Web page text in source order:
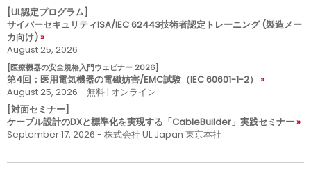
[UL認定プログラム]
サイバーセキュリティISA/IEC 62443技術者認定トレーニング (製造メー
カ向け)
August 25, 2026
[医療機器の安全規格入門ウェビナー 2026]
第4回：医用電気機器の電磁妨害/EMC試験（IEC 60601-1-2）
August 25, 2026 - 無料 | オンライン
[対面セミナー]
ケーブル設計のDXと標準化を実現する「CableBuilder」実践セミナー
September 17, 2026 - 株式会社 UL Japan 東京本社